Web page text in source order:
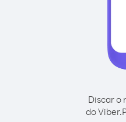
Discar o
do Viber.